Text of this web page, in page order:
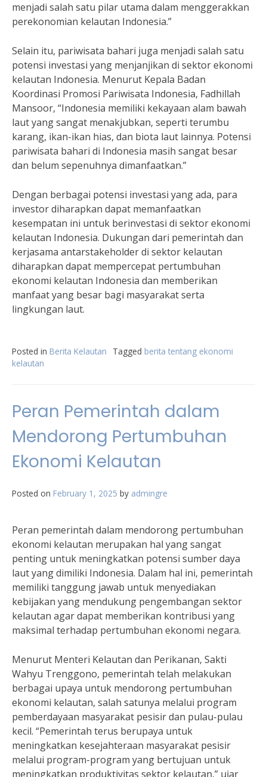
menjadi salah satu pilar utama dalam menggerakkan
perekonomian kelautan Indonesia.”
Selain itu, pariwisata bahari juga menjadi salah satu
potensi investasi yang menjanjikan di sektor ekonomi
kelautan Indonesia. Menurut Kepala Badan
Koordinasi Promosi Pariwisata Indonesia, Fadhillah
Mansoor, “Indonesia memiliki kekayaan alam bawah
laut yang sangat menakjubkan, seperti terumbu
karang, ikan-ikan hias, dan biota laut lainnya. Potensi
pariwisata bahari di Indonesia masih sangat besar
dan belum sepenuhnya dimanfaatkan.”
Dengan berbagai potensi investasi yang ada, para
investor diharapkan dapat memanfaatkan
kesempatan ini untuk berinvestasi di sektor ekonomi
kelautan Indonesia. Dukungan dari pemerintah dan
kerjasama antarstakeholder di sektor kelautan
diharapkan dapat mempercepat pertumbuhan
ekonomi kelautan Indonesia dan memberikan
manfaat yang besar bagi masyarakat serta
lingkungan laut.
Posted in Berita Kelautan Tagged berita tentang ekonomi
kelautan
Peran Pemerintah dalam
Mendorong Pertumbuhan
Ekonomi Kelautan
Posted on February 1, 2025 by admingre
Peran pemerintah dalam mendorong pertumbuhan
ekonomi kelautan merupakan hal yang sangat
penting untuk meningkatkan potensi sumber daya
laut yang dimiliki Indonesia. Dalam hal ini, pemerintah
memiliki tanggung jawab untuk menyediakan
kebijakan yang mendukung pengembangan sektor
kelautan agar dapat memberikan kontribusi yang
maksimal terhadap pertumbuhan ekonomi negara.
Menurut Menteri Kelautan dan Perikanan, Sakti
Wahyu Trenggono, pemerintah telah melakukan
berbagai upaya untuk mendorong pertumbuhan
ekonomi kelautan, salah satunya melalui program
pemberdayaan masyarakat pesisir dan pulau-pulau
kecil. “Pemerintah terus berupaya untuk
meningkatkan kesejahteraan masyarakat pesisir
melalui program-program yang bertujuan untuk
meningkatkan produktivitas sektor kelautan,” ujar